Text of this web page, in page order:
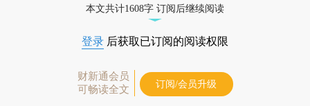
本文共计1608字 订阅后继续阅读
登录 后获取已订阅的阅读权限
财新通会员
可畅读全文
订阅/会员升级